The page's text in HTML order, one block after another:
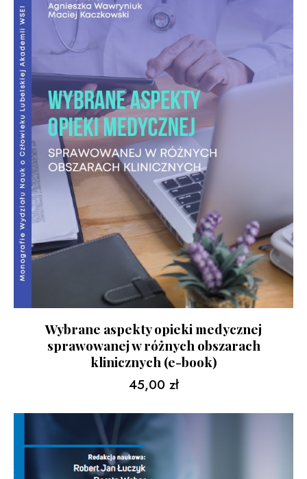
Wybrane aspekty opieki medycznej
sprawowanej w różnych obszarach
klinicznych (e-book)
45,00 zł